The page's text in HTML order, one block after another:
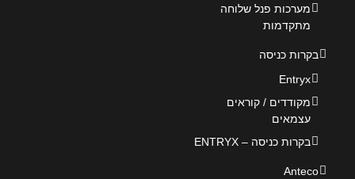
מערכות פנל שלוחה
מתקדמות
בקרות כניסה
Entryx
מקודדים / קוראים
עצמאים
בקרות כניסה – ENTRYX
Anteco